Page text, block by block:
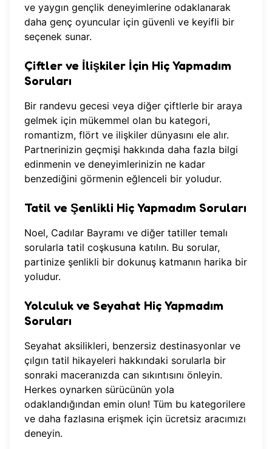
ve yaygın gençlik deneyimlerine odaklanarak
daha genç oyuncular için güvenli ve keyifli bir
seçenek sunar.
Çiftler ve İlişkiler İçin Hiç Yapmadım
Soruları
Bir randevu gecesi veya diğer çiftlerle bir araya
gelmek için mükemmel olan bu kategori,
romantizm, flört ve ilişkiler dünyasını ele alır.
Partnerinizin geçmişi hakkında daha fazla bilgi
edinmenin ve deneyimlerinizin ne kadar
benzediğini görmenin eğlenceli bir yoludur.
Tatil ve Şenlikli Hiç Yapmadım Soruları
Noel, Cadılar Bayramı ve diğer tatiller temalı
sorularla tatil coşkusuna katılın. Bu sorular,
partinize şenlikli bir dokunuş katmanın harika bir
yoludur.
Yolculuk ve Seyahat Hiç Yapmadım
Soruları
Seyahat aksilikleri, benzersiz destinasyonlar ve
çılgın tatil hikayeleri hakkındaki sorularla bir
sonraki maceranızda can sıkıntısını önleyin.
Herkes oynarken sürücünün yola
odaklandığından emin olun! Tüm bu kategorilere
ve daha fazlasına erişmek için ücretsiz aracımızı
deneyin.